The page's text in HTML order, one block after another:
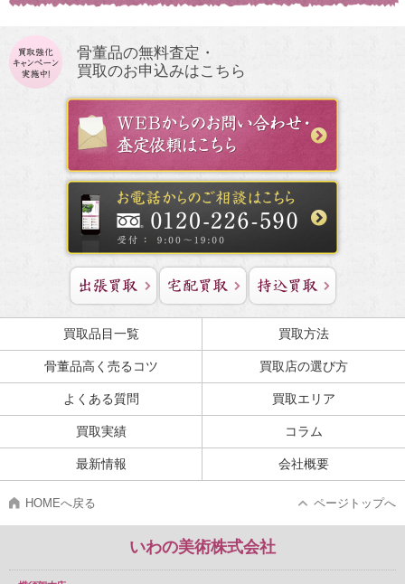
骨董品の無料査定・
買取のお申込みはこちら
買取品目一覧 買取方法
骨董品高く売るコツ 買取店の選び方
よくある質問 買取エリア
買取実績 コラム
最新情報 会社概要
HOMEへ戻る ページトップへ
いわの美術株式会社